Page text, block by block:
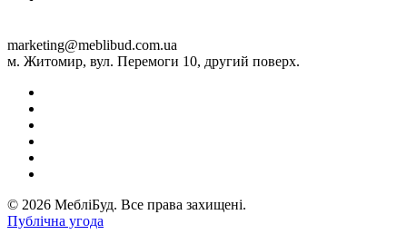
marketing@meblibud.com.ua
м. Житомир, вул. Перемоги 10, другий поверх.
© 2026 МебліБуд. Все права захищені.
Публічна угода